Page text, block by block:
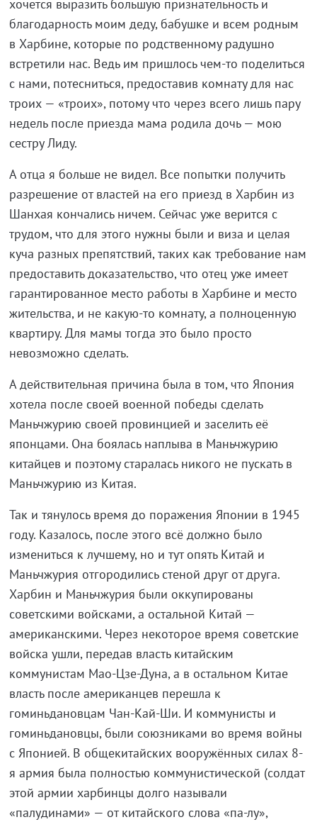
хочется выразить большую признательность и
благодарность моим деду, бабушке и всем родным
в Харбине, которые по родственному радушно
встретили нас. Ведь им пришлось чем-то поделиться
с нами, потесниться, предоставив комнату для нас
троих — «троих», потому что через всего лишь пару
недель после приезда мама родила дочь — мою
сестру Лиду.
А отца я больше не видел. Все попытки получить
разрешение от властей на его приезд в Харбин из
Шанхая кончались ничем. Сейчас уже верится с
трудом, что для этого нужны были и виза и целая
куча разных препятствий, таких как требование нам
предоставить доказательство, что отец уже имеет
гарантированное место работы в Харбине и место
жительства, и не какую-то комнату, а полноценную
квартиру. Для мамы тогда это было просто
невозможно сделать.
А действительная причина была в том, что Япония
хотела после своей военной победы сделать
Маньчжурию своей провинцией и заселить её
японцами. Она боялась наплыва в Маньчжурию
китайцев и поэтому старалась никого не пускать в
Маньчжурию из Китая.
Так и тянулось время до поражения Японии в 1945
году. Казалось, после этого всё должно было
измениться к лучшему, но и тут опять Китай и
Маньчжурия отгородились стеной друг от друга.
Харбин и Маньчжурия были оккупированы
советскими войсками, а остальной Китай —
американскими. Через некоторое время советские
войска ушли, передав власть китайским
коммунистам Мао-Цзе-Дуна, а в остальном Китае
власть после американцев перешла к
гоминьдановцам Чан-Кай-Ши. И коммунисты и
гоминьдановцы, были союзниками во время войны
с Японией. В общекитайских вооружённых силах 8-
я армия была полностью коммунистической (солдат
этой армии харбинцы долго называли
«палудинами» — от китайского слова «па-лу»,